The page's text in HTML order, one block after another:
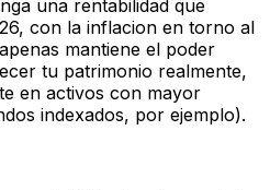
una rentabilidad que
con la inflacion en torno al
mantiene el poder
tu patrimonio realmente,
en activos con mayor
indexados, por ejemplo).